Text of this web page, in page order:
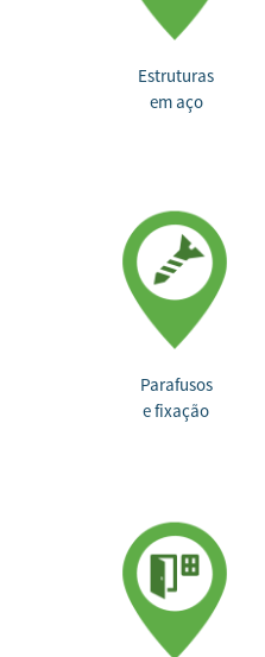
Estruturas
em aço
Parafusos
e fixação